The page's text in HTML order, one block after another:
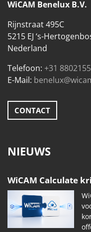
WiCAM Benelux B.V.
Rijnstraat 495C
5215 EJ ‘s-
Nederland
Telefoon: +31
E-Mail:
CONTACT
NIEUWS
WiCAM Calculate